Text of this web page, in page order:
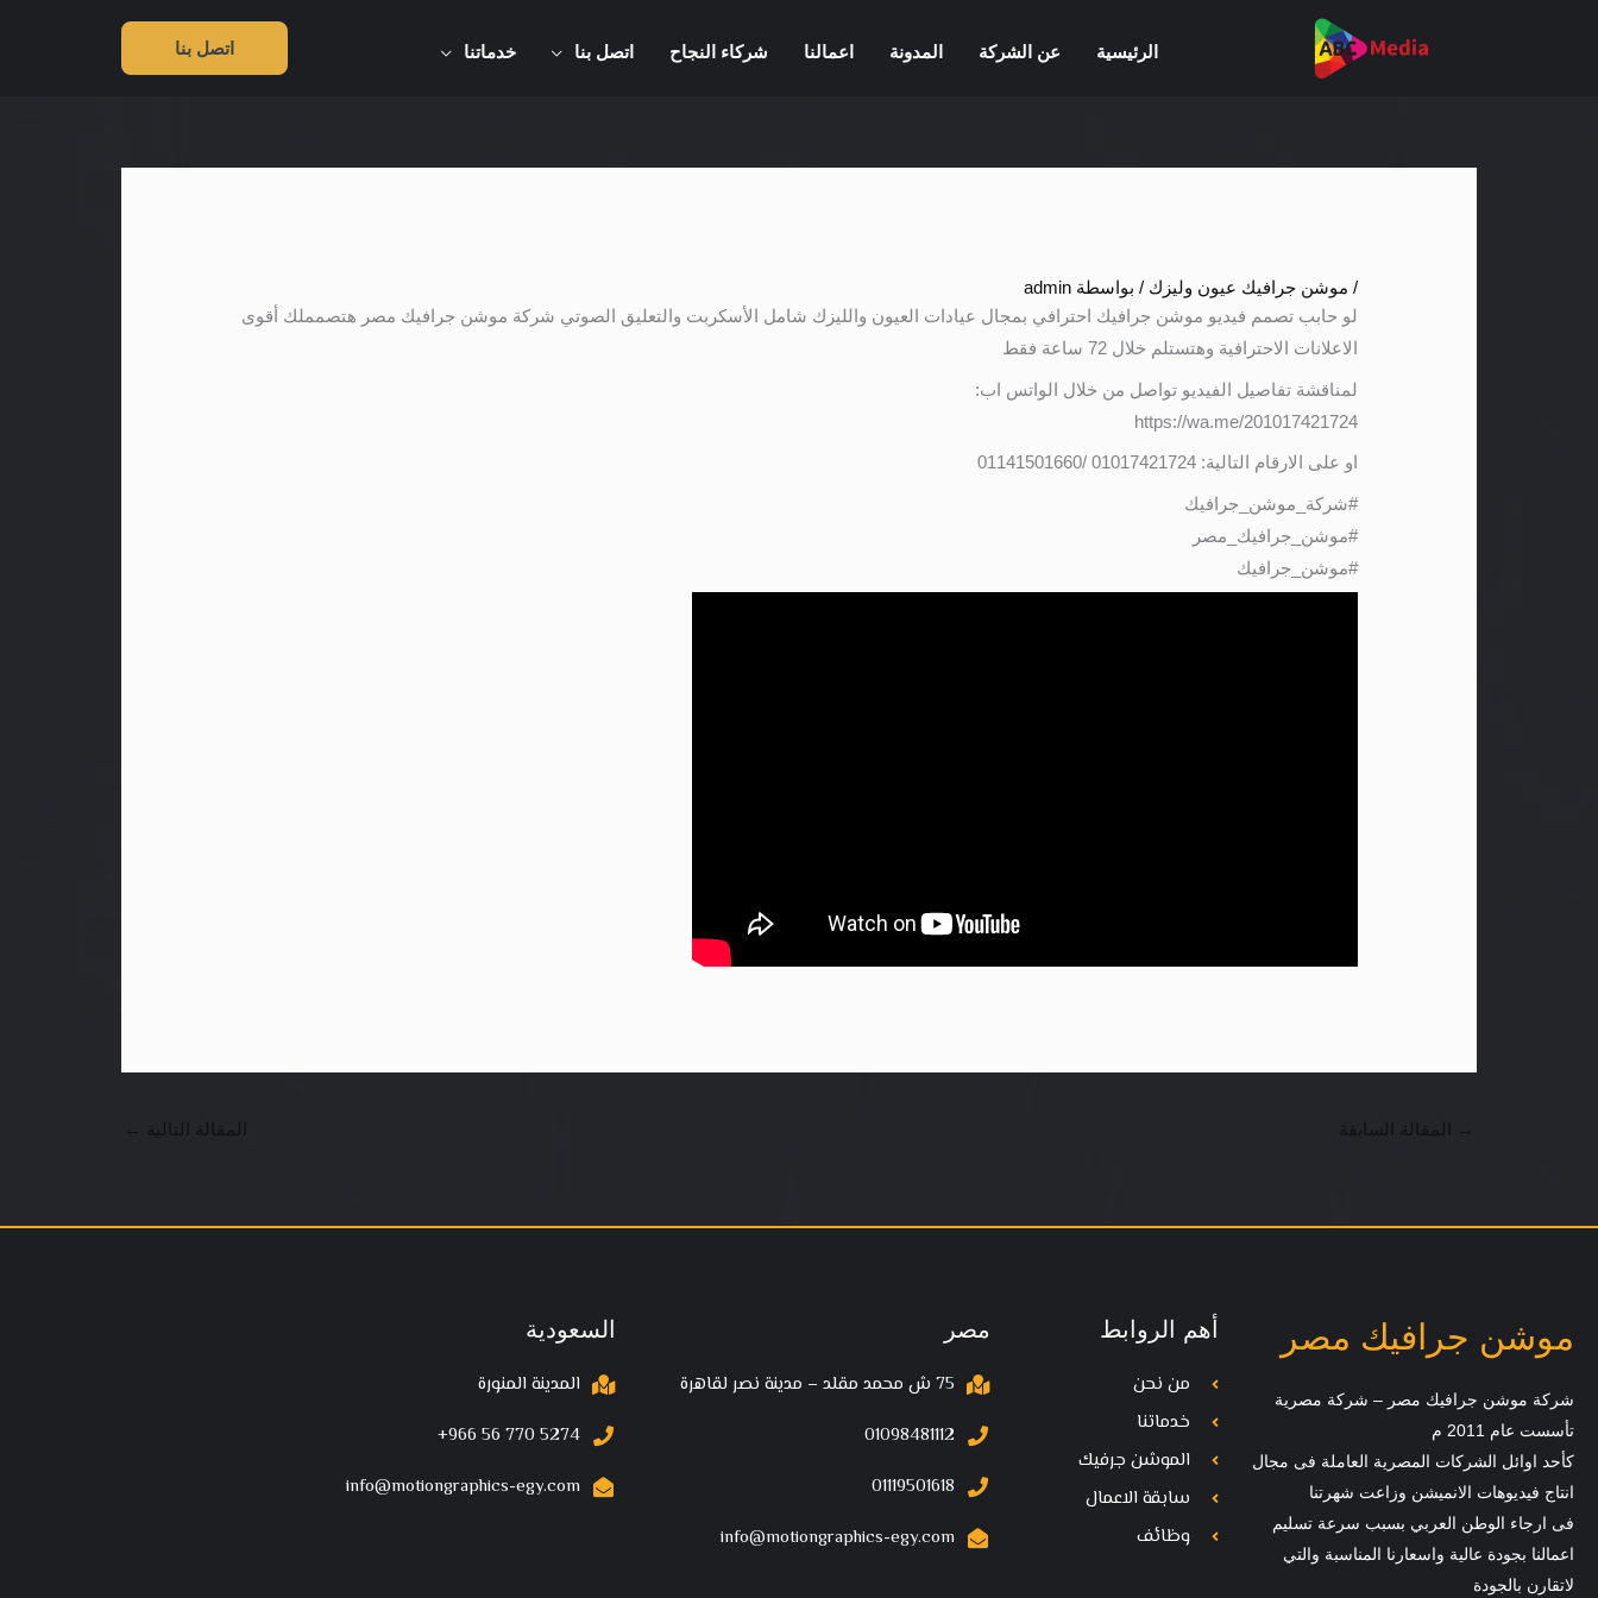
الرئيسية عن الشركة المدونة اعمالنا شركاء النجاح اتصل بنا خدماتنا اتصل بنا
/ موشن جرافيك عيون وليزك / بواسطة admin
لو حابب تصمم فيديو موشن جرافيك احترافي بمجال عيادات العيون والليزك شامل الأسكربت والتعليق الصوتي شركة موشن جرافيك مصر هتصمملك أقوى
الاعلانات الاحترافية وهتستلم خلال 72 ساعة فقط
لمناقشة تفاصيل الفيديو تواصل من خلال الواتس اب:
https://wa.me/201017421724
او على الارقام التالية: 01017421724 /01141501660
#شركة_موشن_جرافيك
#موشن_جرافيك_مصر
#موشن_جرافيك
→ المقالة السابقة المقالة التالية ←
موشن جرافيك مصر
شركة موشن جرافيك مصر – شركة مصرية
تأسست عام 2011 م
كأحد اوائل الشركات المصرية العاملة فى مجال
انتاج فيديوهات الانميشن وزاعت شهرتنا
فى ارجاء الوطن العربي بسبب سرعة تسليم
اعمالنا بجودة عالية واسعارنا المناسبة والتي
لاتقارن بالجودة
أهم الروابط
من نحن
خدماتنا
الموشن جرفيك
سابقة الاعمال
وظائف
مصر
75 ش محمد مقلد – مدينة نصر لقاهرة
01098481112
01119501618
info@motiongraphics-egy.com
السعودية
المدينة المنورة
‪+966 56 770 5274‬
info@motiongraphics-egy.com